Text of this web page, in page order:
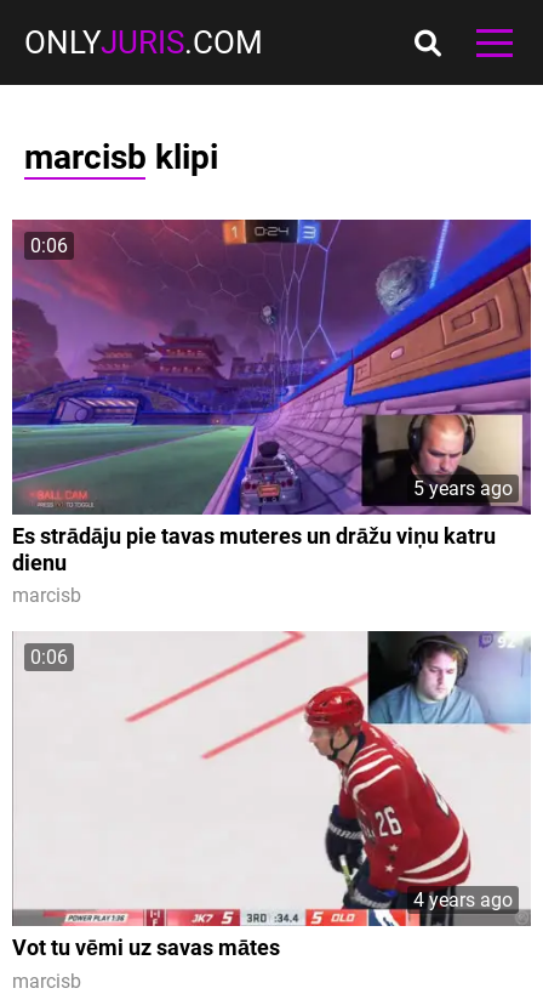
ONLYJURIS.COM
marcisb klipi
0:06
5 years ago
Es strādāju pie tavas muteres un drāžu viņu katru
dienu
marcisb
0:06
4 years ago
Vot tu vēmi uz savas mātes
marcisb